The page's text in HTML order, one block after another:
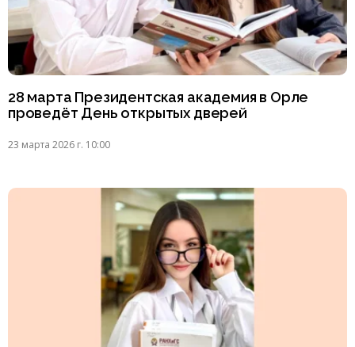
28 марта Президентская академия в Орле
проведёт День открытых дверей
23 марта 2026 г. 10:00